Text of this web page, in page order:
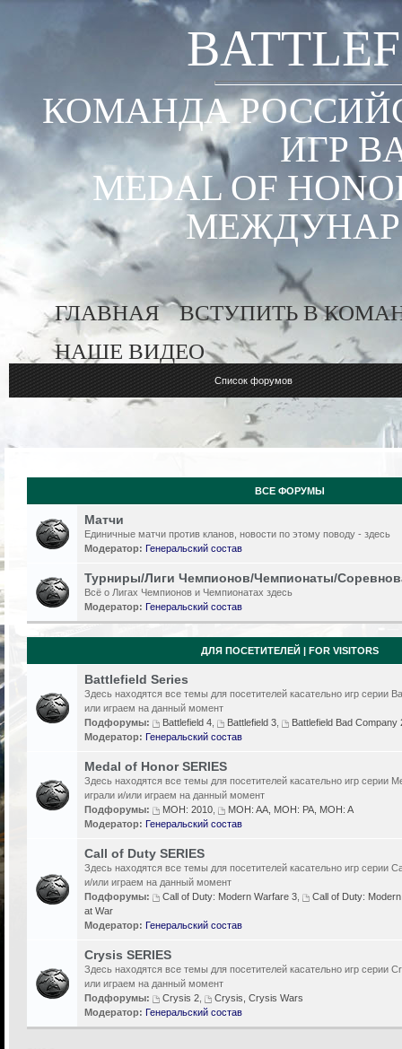
КОМАНДА
ИГР
MEDAL OF
ГЛАВНАЯ
ВСТУПИТЬ В
НАШЕ ВИДЕО
Список форумов
ВСЕ ФОРУМЫ
Матчи
Единичные матчи против кланов, новости по этому поводу - здесь
Модератор: Генеральский состав
Турниры/Лиги Чемпионов/Чемпионаты/
Всё о Лигах Чемпионов и Чемпионатах здесь
Модератор: Генеральский состав
ДЛЯ ПОСЕТИТЕЛЕЙ | FOR VISITORS
Battlefield Series
Здесь находятся все темы для посетителей касательно игр серии
или играем на данный момент
Подфорумы:
Battlefield 4 Battlefield 3
Battlefield Bad Company
Модератор: Генеральский состав
Medal of Honor SERIES
Здесь находятся все темы для посетителей касательно игр серии
играли и/или играем на данный момент
Подфорумы:
MOH: 2010
MOH: AA, MOH: PA, MOH: A
Модератор: Генеральский состав
Call of Duty SERIES
Здесь находятся все темы для посетителей касательно игр серии
и/или играем на данный момент
Подфорумы:
Call of Duty: Modern Warfare 3
Call of Duty:
at War
Модератор: Генеральский состав
Crysis SERIES
Здесь находятся все темы для посетителей касательно игр серии
или играем на данный момент
Подфорумы:
Crysis 2
Crysis, Crysis Wars
Модератор: Генеральский состав